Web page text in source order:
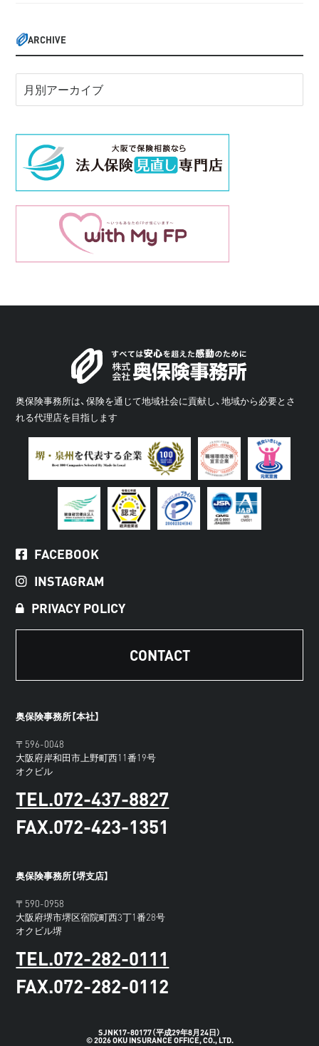
ARCHIVE
奥保険事務所は、保険を通じて地域社会に貢献し、地域から必要とさ
れる代理店を目指します
FACEBOOK
INSTAGRAM
PRIVACY POLICY
CONTACT
奥保険事務所【本社】
〒596-0048
大阪府岸和田市上野町西11番19号
オクビル
TEL.072-437-8827
FAX.072-423-1351
奥保険事務所【堺支店】
〒590-0958
大阪府堺市堺区宿院町西3丁1番28号
オクビル堺
TEL.072-282-0111
FAX.072-282-0112
SJNK17-80177（平成29年8月24日）
© 2026 OKU INSURANCE OFFICE, CO., LTD.